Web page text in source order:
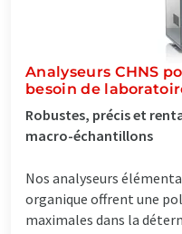
Analyseurs CHNS
besoin de
Robustes, précis et
macro-échantillons
Nos analyseurs
organique offrent une
maximales dans la